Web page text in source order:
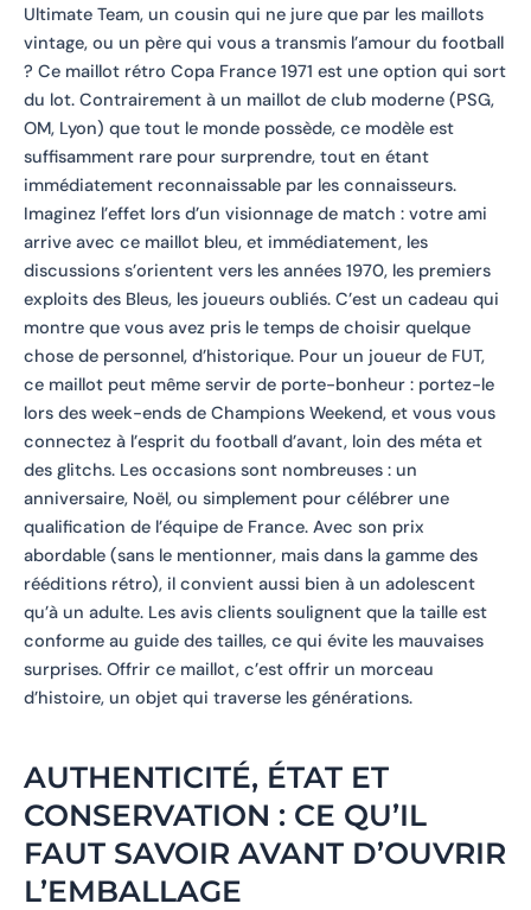
Ultimate Team, un cousin qui ne jure que par les maillots
vintage, ou un père qui vous a transmis l’amour du football
? Ce maillot rétro Copa France 1971 est une option qui sort
du lot. Contrairement à un maillot de club moderne (PSG,
OM, Lyon) que tout le monde possède, ce modèle est
suffisamment rare pour surprendre, tout en étant
immédiatement reconnaissable par les connaisseurs.
Imaginez l’effet lors d’un visionnage de match : votre ami
arrive avec ce maillot bleu, et immédiatement, les
discussions s’orientent vers les années 1970, les premiers
exploits des Bleus, les joueurs oubliés. C’est un cadeau qui
montre que vous avez pris le temps de choisir quelque
chose de personnel, d’historique. Pour un joueur de FUT,
ce maillot peut même servir de porte-bonheur : portez-le
lors des week-ends de Champions Weekend, et vous vous
connectez à l’esprit du football d’avant, loin des méta et
des glitchs. Les occasions sont nombreuses : un
anniversaire, Noël, ou simplement pour célébrer une
qualification de l’équipe de France. Avec son prix
abordable (sans le mentionner, mais dans la gamme des
rééditions rétro), il convient aussi bien à un adolescent
qu’à un adulte. Les avis clients soulignent que la taille est
conforme au guide des tailles, ce qui évite les mauvaises
surprises. Offrir ce maillot, c’est offrir un morceau
d’histoire, un objet qui traverse les générations.
AUTHENTICITÉ, ÉTAT ET
CONSERVATION : CE QU’IL
FAUT SAVOIR AVANT D’OUVRIR
L’EMBALLAGE